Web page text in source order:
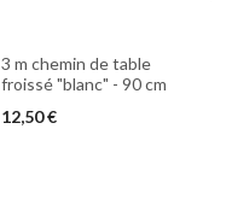
3 m chemin de table
froissé "blanc" - 90 cm
12,50 €